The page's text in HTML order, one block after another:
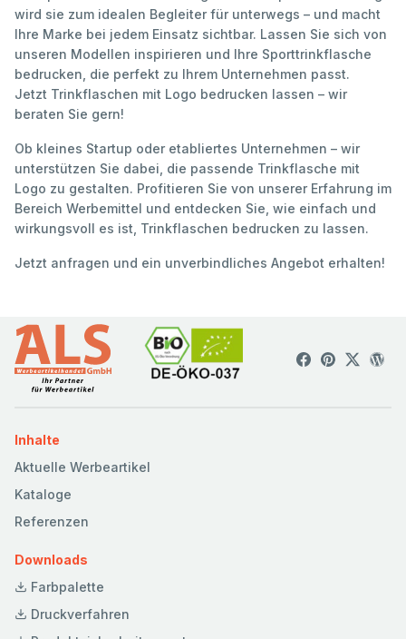
wird sie zum idealen Begleiter für unterwegs – und macht
Ihre Marke bei jedem Einsatz sichtbar. Lassen Sie sich von
unseren Modellen inspirieren und Ihre Sporttrinkflasche
bedrucken, die perfekt zu Ihrem Unternehmen passt.
Jetzt Trinkflaschen mit Logo bedrucken lassen – wir
beraten Sie gern!
Ob kleines Startup oder etabliertes Unternehmen – wir
unterstützen Sie dabei, die passende Trinkflasche mit
Logo zu gestalten. Profitieren Sie von unserer Erfahrung im
Bereich Werbemittel und entdecken Sie, wie einfach und
wirkungsvoll es ist, Trinkflaschen bedrucken zu lassen.
Jetzt anfragen und ein unverbindliches Angebot erhalten!
Inhalte
Aktuelle Werbeartikel
Kataloge
Referenzen
Downloads
Farbpalette
Druckverfahren